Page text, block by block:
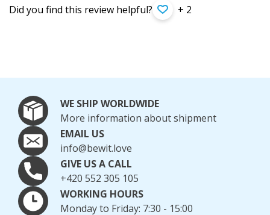
Did you find this review helpful? + 2
WE SHIP WORLDWIDE
More information about shipment
EMAIL US
info@bewit.love
GIVE US A CALL
+420 552 305 105
WORKING HOURS
Monday to Friday: 7:30 - 15:00